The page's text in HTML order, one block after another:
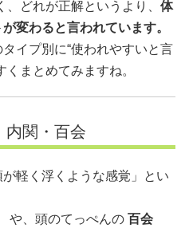
、どれが正解というより、 体
変わると言われています。
イプ別に“使われやすいと言
まとめてみますね。
関・百会
が軽く浮くような感覚」とい
や、頭のてっぺんの 百会